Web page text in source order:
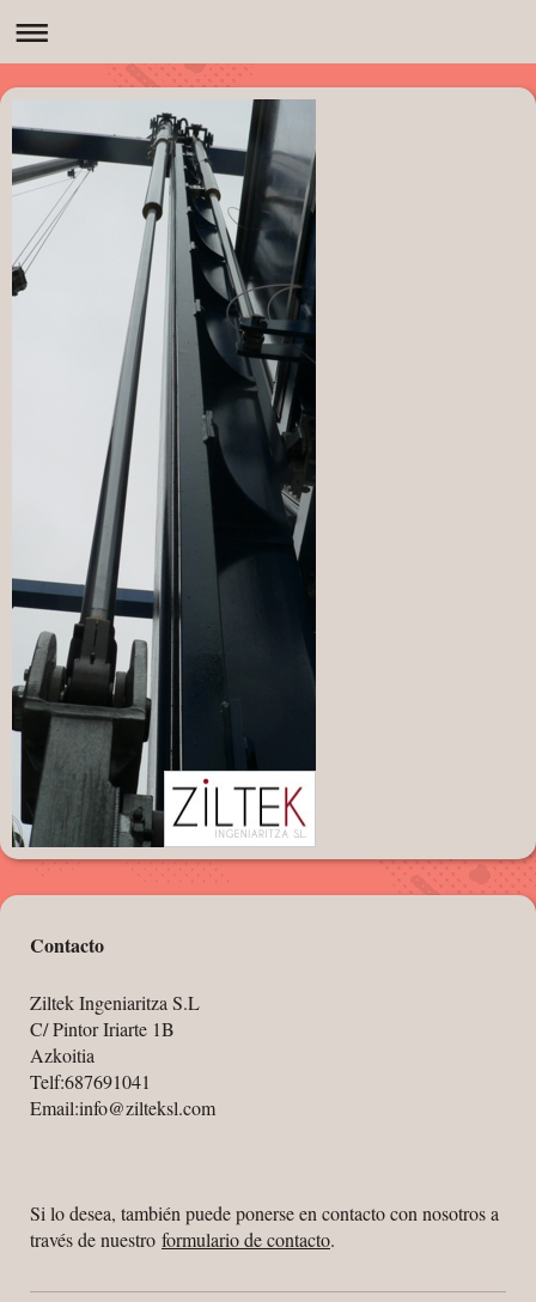
Contacto
Ziltek Ingeniaritza S.L
C/ Pintor Iriarte 1B
Azkoitia
Telf:687691041
Email:info@zilteksl.com
Si lo desea, también puede ponerse en contacto con nosotros a
través de nuestro formulario de contacto.